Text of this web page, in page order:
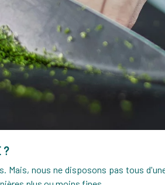
?
Mais, nous ne disposons pas tous